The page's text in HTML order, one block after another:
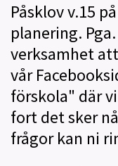
Påsklov v.15
planering.
verksamhet
vår
förskola" där
fort det sker
frågor kan ni